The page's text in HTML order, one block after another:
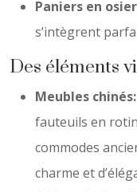
Paniers en
s’intègrent
Des éléments
Meubles chinés:
fauteuils en
commodes
charme et